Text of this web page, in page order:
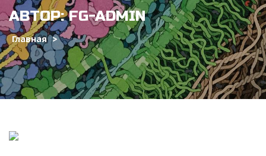
АВТОР: FG-ADMIN
Главная >